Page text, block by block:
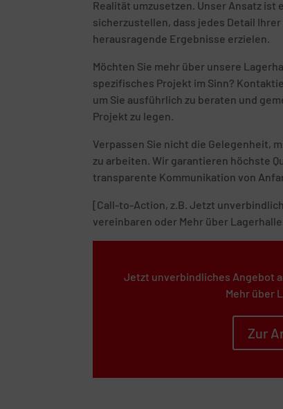
Realität umzusetzen. Unser Ansatz ist
sicherzustellen, dass jedes Detail
herausragende Ergebnisse erzielen.
Möchten Sie mehr über unsere
spezifisches Projekt im Sinn?
um Sie ausführlich zu beraten und
Projekt zu legen.
Verpassen Sie nicht die Gelegenheit,
zu arbeiten. Wir garantieren höchste
transparente Kommunikation von
[Call-to-Action, z.B. Jetzt
vereinbaren oder Mehr über
Jetzt unverbindliches Angebot
Mehr über
Zur